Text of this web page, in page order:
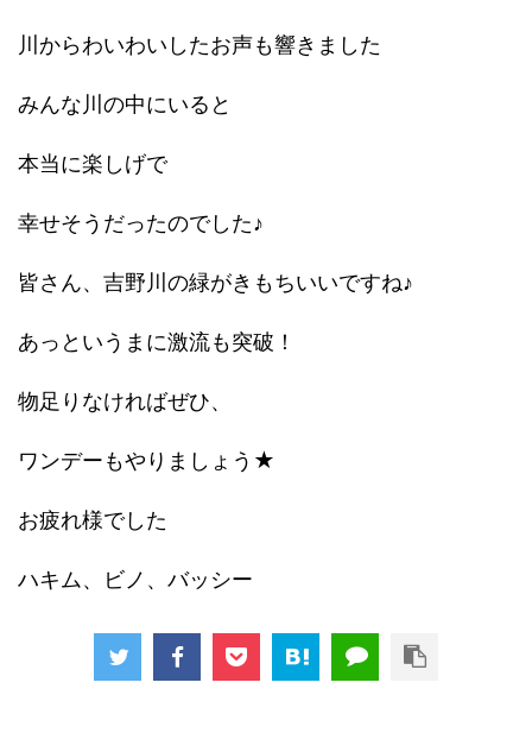
川からわいわいしたお声も響きました
みんな川の中にいると
本当に楽しげで
幸せそうだったのでした♪
皆さん、吉野川の緑がきもちいいですね♪
あっというまに激流も突破！
物足りなければぜひ、
ワンデーもやりましょう★
お疲れ様でした
ハキム、ビノ、バッシー